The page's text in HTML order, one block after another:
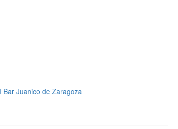
Bar Juanico de Zaragoza